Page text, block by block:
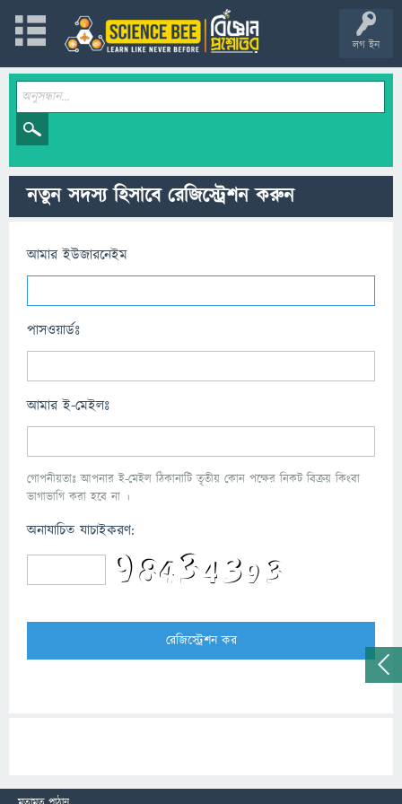
লগ ইন
নতুন সদস্য হিসাবে রেজিস্ট্রেশন করুন
আমার ইউজারনেইম
পাসওয়ার্ডঃ
আমার ই-মেইলঃ
গোপনীয়তাঃ আপনার ই-মেইল ঠিকানাটি তৃতীয় কোন পক্ষের নিকট বিক্রয় কিংবা
ভাগাভাগি করা হবে না ।
অনাযাচিত যাচাইকরণ: